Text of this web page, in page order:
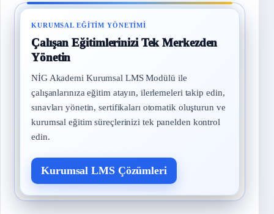
KURUMSAL EĞITIM YÖNETIMI
Çalışan Eğitimlerinizi Tek Merkezden
Yönetin
NİG Akademi Kurumsal LMS Modülü ile
çalışanlarınıza eğitim atayın, ilerlemeleri takip edin,
sınavları yönetin, sertifikaları otomatik oluşturun ve
kurumsal eğitim süreçlerinizi tek panelden kontrol
edin.
Kurumsal LMS Çözümleri